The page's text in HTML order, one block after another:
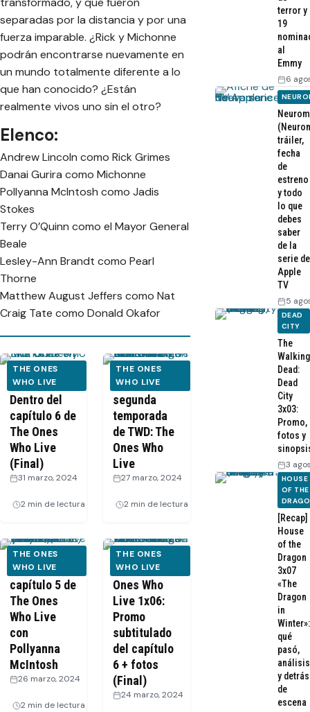
separadas por la distancia y por una
fuerza imparable. ¿Rick y Michonne
podrán encontrarse nuevamente en
un mundo totalmente diferente a lo
que han conocido? ¿Están
realmente vivos uno sin el otro?
Elenco:
Andrew Lincoln como Rick Grimes
Danai Gurira como Michonne
Pollyanna McIntosh como Jadis
Stokes
Terry O’Quinn como el Mayor General
Beale
Lesley-Ann Brandt como Pearl
Thorne
Matthew August Jeffers como Nat
Craig Tate como Donald Okafor
THE ONES
WHO LIVE
VIDEO:
Dentro del
capítulo 6 de
The Ones
Who Live
(Final)
31 marzo, 2024
2 min de lectura
THE ONES
WHO LIVE
Podría haber
segunda
temporada
de TWD: The
Ones Who
Live
27 marzo, 2024
2 min de lectura
THE ONES
WHO LIVE
Dentro del
capítulo 5 de
The Ones
Who Live
con
Pollyanna
McIntosh
26 marzo, 2024
2 min de lectura
THE ONES
WHO LIVE
TWD: The
Ones Who
Live 1x06:
Promo
subtitulado
del capítulo
6 + fotos
(Final)
24 marzo, 2024
terror y
19
al
Emmy
6
tráiler,
fecha
de
estreno
y todo
lo que
debes
saber
de la
serie de
Apple
TV
5
DEAD
CITY
The
Walking
Dead:
Dead
City
3x03:
Promo,
fotos y
3
HOUSE
OF THE
[Recap]
House
of the
Dragon
3x07
«The
Dragon
in
Winter»:
qué
pasó,
análisis
y detrás
de
escena